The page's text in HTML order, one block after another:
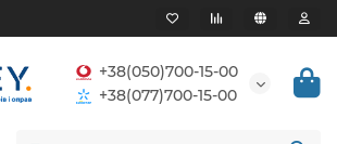
+38(050)700-15-00
+38(077)700-15-00